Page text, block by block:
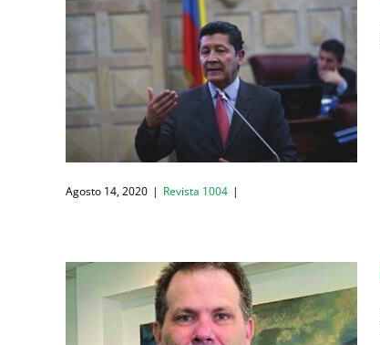
Agosto 14, 2020 | Revista 1004 |